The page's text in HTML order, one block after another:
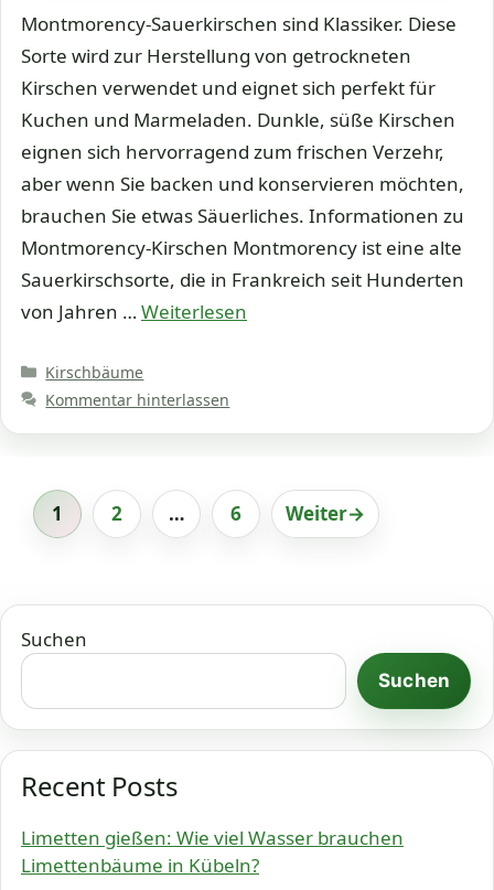
Montmorency-Sauerkirschen sind Klassiker. Diese
Sorte wird zur Herstellung von getrockneten
Kirschen verwendet und eignet sich perfekt für
Kuchen und Marmeladen. Dunkle, süße Kirschen
eignen sich hervorragend zum frischen Verzehr,
aber wenn Sie backen und konservieren möchten,
brauchen Sie etwas Säuerliches. Informationen zu
Montmorency-Kirschen Montmorency ist eine alte
Sauerkirschsorte, die in Frankreich seit Hunderten
von Jahren …Weiterlesen
Kategorien
Kirschbäume
Kommentar hinterlassen
Seite
1 Seite
2 … Seite
6 Weiter→
Suchen
Suchen
Recent Posts
Limetten gießen: Wie viel Wasser brauchen
Limettenbäume in Kübeln?